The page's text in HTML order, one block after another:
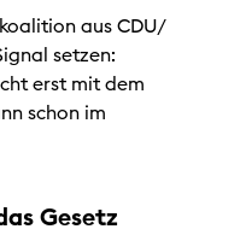
aus CDU/
setzen:
erst mit dem
schon im
Gesetz